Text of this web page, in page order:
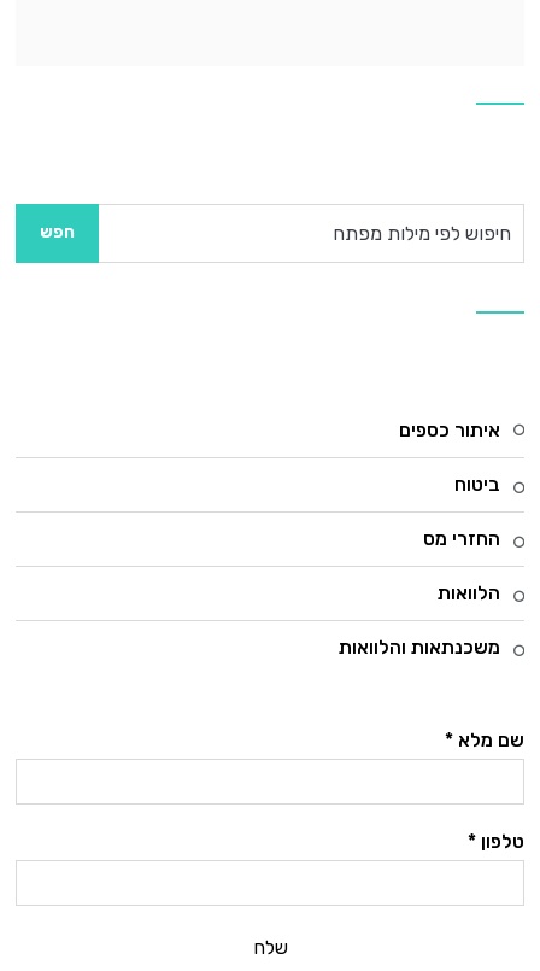
איתור כספים
ביטוח
החזרי מס
הלוואות
משכנתאות והלוואות
שם מלא *
טלפון *
שלח